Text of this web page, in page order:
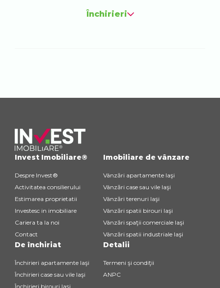
Închirieri
Invest Imobiliare®
Despre Invest®
Activitatea consilierului
Estimarea proprietatii
Investesc in imobiliare
Cariera ta la noi
Contact
Imobiliare de vânzare
Vânzări apartamente Iaşi
Vânzări case sau vile Iaşi
Vânzări terenuri Iaşi
Vânzări spatii birouri Iaşi
Vânzări spaţii comerciale Iaşi
Vânzări spatii industriale Iaşi
De închiriat
Închirieri apartamente Iaşi
Închirieri case sau vile Iaşi
Închirieri birouri Iaşi
Detalii
Termeni şi condiţii
ANPC